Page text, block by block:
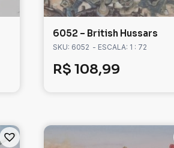
6052 – British Hussars
SKU: 6052 - ESCALA: 1 : 72
R$ 108,99